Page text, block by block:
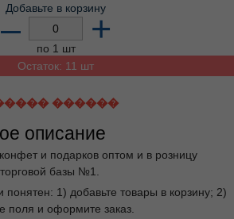
Добавьте в корзину
– +
по 1 шт
Остаток: 11 шт
������
описание
и подарков оптом и в розницу
базы №1.
понятен: 1) добавьте товары в корзину; 2)
поля и оформите заказ.